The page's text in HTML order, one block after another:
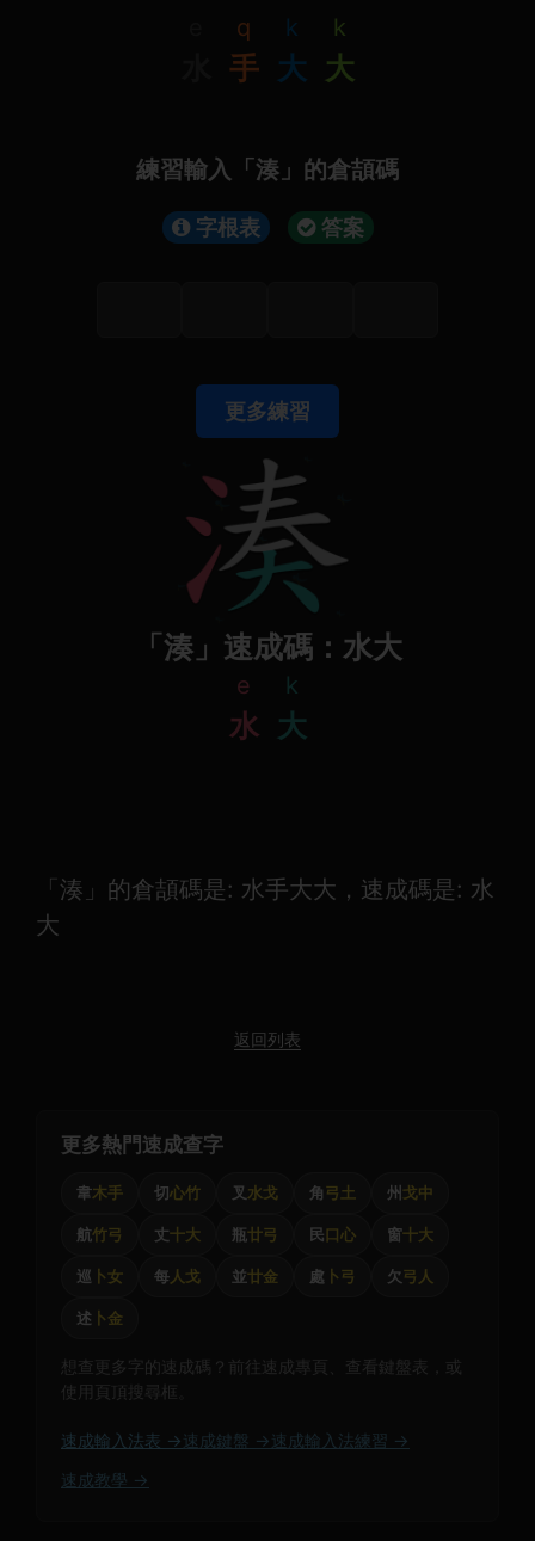
q
手
k
大
k
大
練習輸入「湊」的倉頡碼
字根表 答案
更多練習
「湊」速成碼：水大
e
水
k
大
「湊」的倉頡碼是: 水手大大，速成碼是: 水
大
返回列表
更多熱門速成查字
韋木手 切心竹 叉 水戈 角弓土 州 戈中
航竹弓 丈十大 瓶廿弓 民口心 窗十大
巡 卜女 每人戈 並廿金 處 卜弓 欠弓人
述 卜金
想查更多字的速成碼？前往速成專頁、查看鍵盤表，或
使用頁頂搜尋框。
速成輸入法表 → 速成鍵盤 → 速成輸入法練習 →
速成教學 →